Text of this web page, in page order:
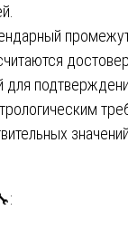
для
значений